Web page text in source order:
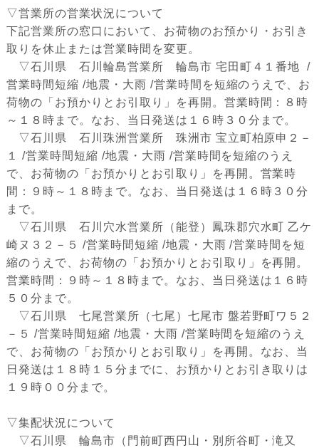
▽営業所の営業状況について
下記営業所の窓口において、お荷物のお預かり・お引き
取りを休止または営業時間を変更。
▽石川県 石川輪島営業所 輪島市 宅田町４１番地 /
営業時間短縮 /地震・大雨 /営業時間を短縮のうえで、お
荷物の「お預かりとお引取り」を再開。営業時間：８時
～１８時まで。なお、当日発送は１６時３０分まで。
▽石川県 石川珠洲営業所 珠洲市 宝立町柏原申２－
１ /営業時間短縮 /地震・大雨 /営業時間を短縮のうえ
で、お荷物の「お預かりとお引取り」を再開。営業時
間：９時～１８時まで。なお、当日発送は１６時３０分
まで。
▽石川県 石川穴水営業所（能登）鳳珠郡穴水町 乙ケ
崎ヌ３２－５ /営業時間短縮 /地震・大雨 /営業時間を短
縮のうえで、お荷物の「お預かりとお引取り」を再開。
営業時間：９時～１８時まで。なお、当日発送は１６時
５０分まで。
▽石川県 七尾営業所（七尾）七尾市 盤若野町ワ５２
－５ /営業時間短縮 /地震・大雨 /営業時間を短縮のうえ
で、お荷物の「お預かりとお引取り」を再開。なお、当
日発送は１８時１５分までに、お預かりとお引き取りは
１９時００分まで。
▽集配状況について
▽石川県 輪島市（門前町西円山・別所谷町・滝又